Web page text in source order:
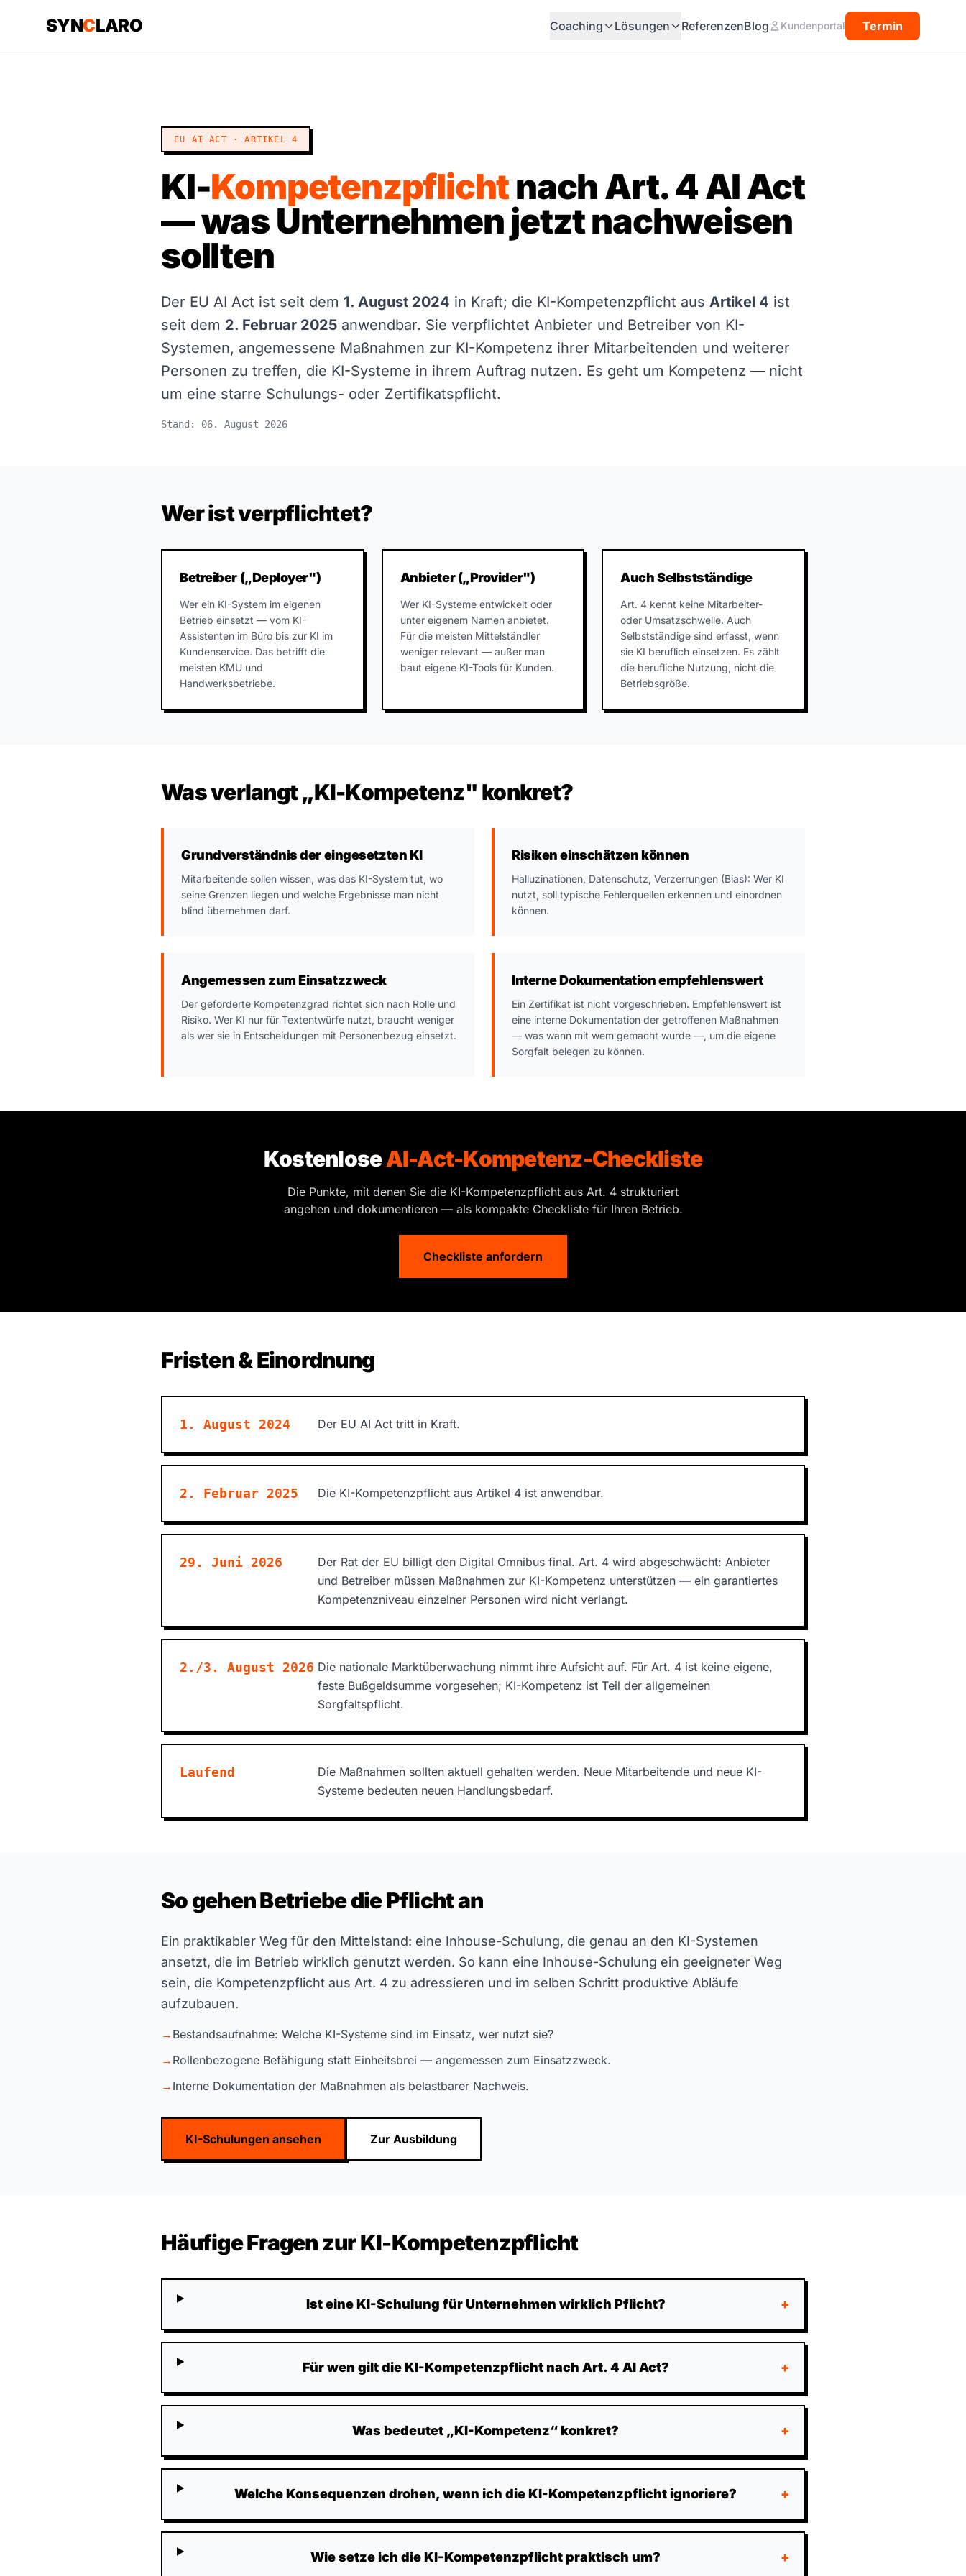
SYNCLARO Coaching Lösungen ReferenzenBlog Kundenportal Termin
EU AI ACT · ARTIKEL 4
KI-Kompetenzpflichtnach Art. 4 AI Act
— was Unternehmen jetzt nachweisen
sollten
Der EU AI Act ist seit dem 1. August 2024 in Kraft; die KI-Kompetenzpflicht aus Artikel 4 ist
seit dem 2. Februar 2025 anwendbar. Sie verpflichtet Anbieter und Betreiber von KI-
Systemen, angemessene Maßnahmen zur KI-Kompetenz ihrer Mitarbeitenden und weiterer
Personen zu treffen, die KI-Systeme in ihrem Auftrag nutzen. Es geht um Kompetenz — nicht
um eine starre Schulungs- oder Zertifikatspflicht.
Stand: 06. August 2026
Wer ist verpflichtet?
Betreiber („Deployer")
Wer ein KI-System im eigenen
Betrieb einsetzt — vom KI-
Assistenten im Büro bis zur KI im
Kundenservice. Das betrifft die
meisten KMU und
Handwerksbetriebe.
Anbieter („Provider")
Wer KI-Systeme entwickelt oder
unter eigenem Namen anbietet.
Für die meisten Mittelständler
weniger relevant — außer man
baut eigene KI-Tools für Kunden.
Auch Selbstständige
Art. 4 kennt keine Mitarbeiter-
oder Umsatzschwelle. Auch
Selbstständige sind erfasst, wenn
sie KI beruflich einsetzen. Es zählt
die berufliche Nutzung, nicht die
Betriebsgröße.
Was verlangt „KI-Kompetenz" konkret?
Grundverständnis der eingesetzten KI
Mitarbeitende sollen wissen, was das KI-System tut, wo
seine Grenzen liegen und welche Ergebnisse man nicht
blind übernehmen darf.
Risiken einschätzen können
Halluzinationen, Datenschutz, Verzerrungen (Bias): Wer KI
nutzt, soll typische Fehlerquellen erkennen und einordnen
können.
Angemessen zum Einsatzzweck
Der geforderte Kompetenzgrad richtet sich nach Rolle und
Risiko. Wer KI nur für Textentwürfe nutzt, braucht weniger
als wer sie in Entscheidungen mit Personenbezug einsetzt.
Interne Dokumentation empfehlenswert
Ein Zertifikat ist nicht vorgeschrieben. Empfehlenswert ist
eine interne Dokumentation der getroffenen Maßnahmen
— was wann mit wem gemacht wurde —, um die eigene
Sorgfalt belegen zu können.
KostenloseAI-Act-Kompetenz-Checkliste
Die Punkte, mit denen Sie die KI-Kompetenzpflicht aus Art. 4 strukturiert
angehen und dokumentieren — als kompakte Checkliste für Ihren Betrieb.
Checkliste anfordern
Fristen & Einordnung
1. August 2024 Der EU AI Act tritt in Kraft.
2. Februar 2025 Die KI-Kompetenzpflicht aus Artikel 4 ist anwendbar.
29. Juni 2026
Der Rat der EU billigt den Digital Omnibus final. Art. 4 wird abgeschwächt: Anbieter
und Betreiber müssen Maßnahmen zur KI-Kompetenz unterstützen — ein garantiertes
Kompetenzniveau einzelner Personen wird nicht verlangt.
2./3. August 2026 Die nationale Marktüberwachung nimmt ihre Aufsicht auf. Für Art. 4 ist keine eigene,
feste Bußgeldsumme vorgesehen; KI-Kompetenz ist Teil der allgemeinen
Sorgfaltspflicht.
Laufend
Die Maßnahmen sollten aktuell gehalten werden. Neue Mitarbeitende und neue KI-
Systeme bedeuten neuen Handlungsbedarf.
So gehen Betriebe die Pflicht an
Ein praktikabler Weg für den Mittelstand: eine Inhouse-Schulung, die genau an den KI-Systemen
ansetzt, die im Betrieb wirklich genutzt werden. So kann eine Inhouse-Schulung ein geeigneter Weg
sein, die Kompetenzpflicht aus Art. 4 zu adressieren und im selben Schritt produktive Abläufe
aufzubauen.
→ Bestandsaufnahme: Welche KI-Systeme sind im Einsatz, wer nutzt sie?
→ Rollenbezogene Befähigung statt Einheitsbrei — angemessen zum Einsatzzweck.
→ Interne Dokumentation der Maßnahmen als belastbarer Nachweis.
KI-Schulungen ansehen Zur Ausbildung
Häufige Fragen zur KI-Kompetenzpflicht
Ist eine KI-Schulung für Unternehmen wirklich Pflicht? +
Für wen gilt die KI-Kompetenzpflicht nach Art. 4 AI Act? +
Was bedeutet „KI-Kompetenz“ konkret? +
Welche Konsequenzen drohen, wenn ich die KI-Kompetenzpflicht ignoriere? +
Wie setze ich die KI-Kompetenzpflicht praktisch um? +